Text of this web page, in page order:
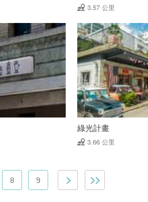
3.57 公里
綠光計畫
3.66 公里
8 9